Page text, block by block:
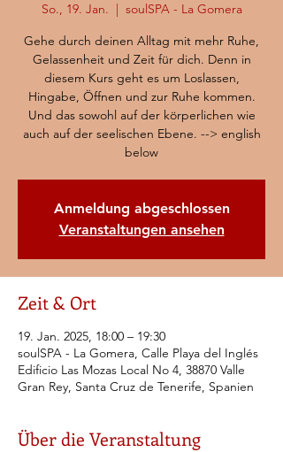
So., 19. Jan.
  |
soulSPA - La Gomera
Gehe durch deinen Alltag mit mehr Ruhe,
Gelassenheit und Zeit für dich. Denn in
diesem Kurs geht es um Loslassen,
Hingabe, Öffnen und zur Ruhe kommen.
Und das sowohl auf der körperlichen wie
auch auf der seelischen Ebene. --> english
below
Anmeldung abgeschlossen
Veranstaltungen ansehen
Zeit & Ort
19. Jan. 2025, 18:00 – 19:30
soulSPA - La Gomera, Calle Playa del Inglés
Edificio Las Mozas Local No 4, 38870 Valle
Gran Rey, Santa Cruz de Tenerife, Spanien
Über die Veranstaltung